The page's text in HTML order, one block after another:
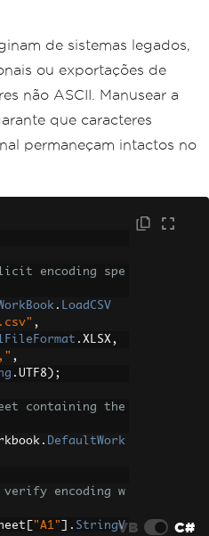
de sistemas legados,
ou exportações de
não ASCII. Manusear a
que caracteres
permaneçam intactos no
encoding spe
. LoadCSV
,
. XLSX,
,
. UTF8 );
containing the
. DefaultWork
encoding w
"A1" ]. StringVVB C#